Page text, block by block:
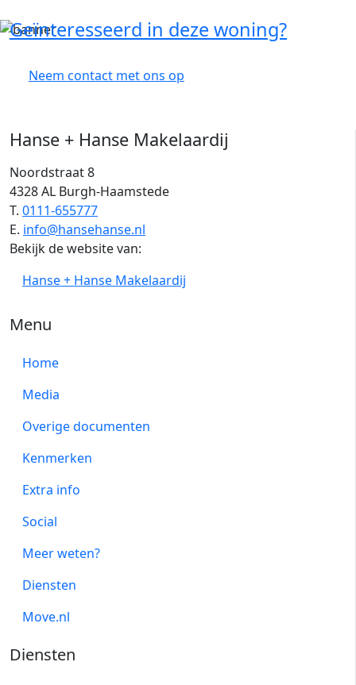
Geïnteresseerd in deze woning?
Neem contact met ons op
Hanse + Hanse Makelaardij
Noordstraat 8
4328 AL Burgh-Haamstede
T. 0111-655777
E. info@hansehanse.nl
Bekijk de website van:
Hanse + Hanse Makelaardij
Menu
Home
Media
Overige documenten
Kenmerken
Extra info
Social
Meer weten?
Diensten
Move.nl
Diensten